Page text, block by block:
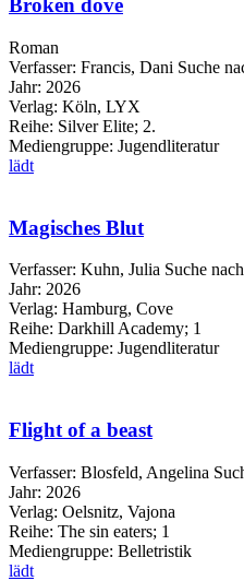
Broken dove
Roman
Verfasser: Francis, Dani Suche
Jahr: 2026
Verlag: Köln, LYX
Reihe: Silver Elite; 2.
Mediengruppe: Jugendliteratur
lädt
Magisches Blut
Verfasser: Kuhn, Julia Suche
Jahr: 2026
Verlag: Hamburg, Cove
Reihe: Darkhill Academy; 1
Mediengruppe: Jugendliteratur
lädt
Flight of a beast
Verfasser: Blosfeld, Angelina
Jahr: 2026
Verlag: Oelsnitz, Vajona
Reihe: The sin eaters; 1
Mediengruppe: Belletristik
lädt